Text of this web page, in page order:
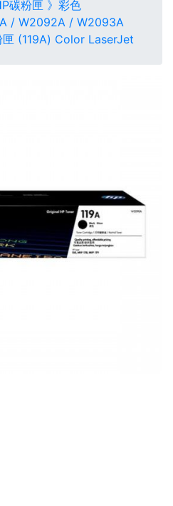
碳粉匣 》彩色
/ W2092A / W2093A
(119A) Color LaserJet